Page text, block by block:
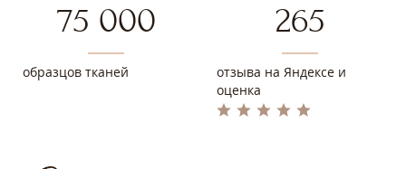
75 000
образцов тканей
265
отзыва на Яндексе и
оценка